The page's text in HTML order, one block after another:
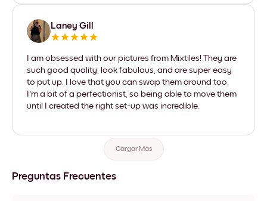
Laney Gill
I am obsessed with our pictures from Mixtiles! They are
such good quality, look fabulous, and are super easy
to put up. I love that you can swap them around too.
I'm a bit of a perfectionist, so being able to move them
until I created the right set-up was incredible.
Cargar Más
Preguntas Frecuentes